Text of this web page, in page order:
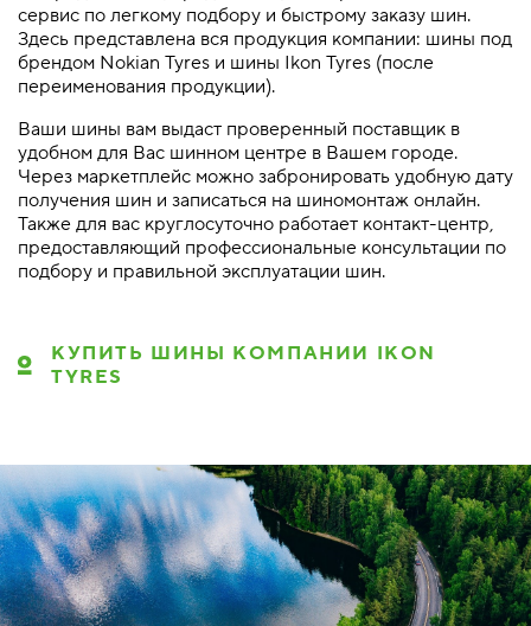
сервис по легкому подбору и быстрому заказу шин.
Здесь представлена вся продукция компании: шины под
брендом Nokian Tyres и шины Ikon Tyres (после
переименования продукции).
Ваши шины вам выдаст проверенный поставщик в
удобном для Вас шинном центре в Вашем городе.
Через маркетплейс можно забронировать удобную дату
получения шин и записаться на шиномонтаж онлайн.
Также для вас круглосуточно работает контакт-центр,
предоставляющий профессиональные консультации по
подбору и правильной эксплуатации шин.
КУПИТЬ ШИНЫ КОМПАНИИ IKON
TYRES